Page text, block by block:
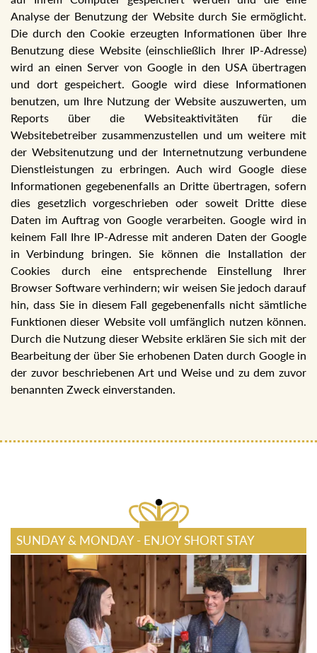
Analyse der Benutzung der Website durch Sie ermöglicht.
Die durch den Cookie erzeugten Informationen über Ihre
Benutzung diese Website (einschließlich Ihrer IP-Adresse)
wird an einen Server von Google in den USA übertragen
und dort gespeichert. Google wird diese Informationen
benutzen, um Ihre Nutzung der Website auszuwerten, um
Reports über die Websiteaktivitäten für die
Websitebetreiber zusammenzustellen und um weitere mit
der Websitenutzung und der Internetnutzung verbundene
Dienstleistungen zu erbringen. Auch wird Google diese
Informationen gegebenenfalls an Dritte übertragen, sofern
dies gesetzlich vorgeschrieben oder soweit Dritte diese
Daten im Auftrag von Google verarbeiten. Google wird in
keinem Fall Ihre IP-Adresse mit anderen Daten der Google
in Verbindung bringen. Sie können die Installation der
Cookies durch eine entsprechende Einstellung Ihrer
Browser Software verhindern; wir weisen Sie jedoch darauf
hin, dass Sie in diesem Fall gegebenenfalls nicht sämtliche
Funktionen dieser Website voll umfänglich nutzen können.
Durch die Nutzung dieser Website erklären Sie sich mit der
Bearbeitung der über Sie erhobenen Daten durch Google in
der zuvor beschriebenen Art und Weise und zu dem zuvor
benannten Zweck einverstanden.
SUNDAY & MONDAY - ENJOY SHORT STAY